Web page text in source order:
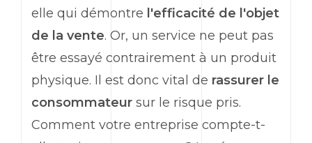
elle qui démontre l'efficacité de l'objet
de la vente. Or, un service ne peut pas
être essayé contrairement à un produit
physique. Il est donc vital de rassurer le
consommateur sur le risque pris.
Comment votre entreprise compte-t-